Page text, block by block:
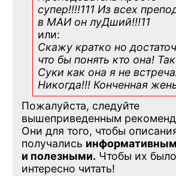
супер!!!!111 Из всех
в МАИ он луДший!!!11
или:
Скажу кратко но
что бы понять кто она!
Суки как она я не
Никогда!!! Конченная
Пожалуйста, следуйте
вышеприведенным
Они для того, чтобы
получались
и полезными. Чтобы их было
интересно читать!